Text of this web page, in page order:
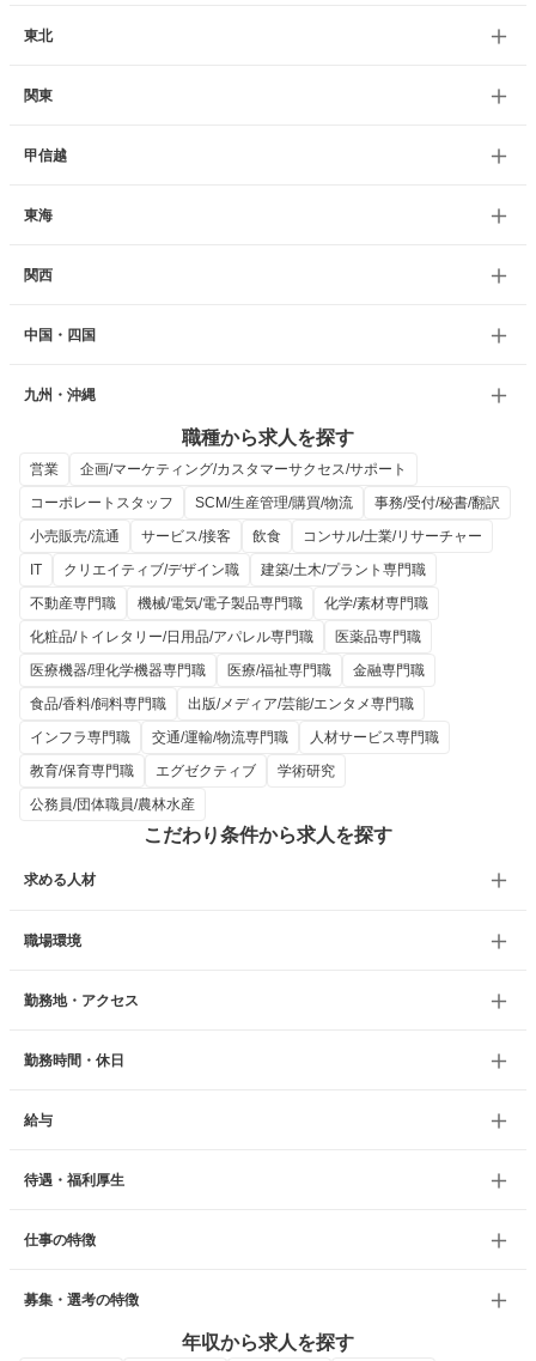
東北
関東
甲信越
東海
関西
中国・四国
九州・沖縄
職種から求人を探す
営業
企画/マーケティング/カスタマーサクセス/サポート
コーポレートスタッフ
SCM/生産管理/購買/物流
事務/受付/秘書/翻訳
小売販売/流通
サービス/接客 飲食
コンサル/士業/リサーチャー
IT
クリエイティブ/デザイン職
建築/土木/プラント専門職
不動産専門職
機械/電気/電子製品専門職
化学/素材専門職
化粧品/トイレタリー/日用品/アパレル専門職
医薬品専門職
医療機器/理化学機器専門職
医療/福祉専門職
金融専門職
食品/香料/飼料専門職
出版/メディア/芸能/エンタメ専門職
インフラ専門職
交通/運輸/物流専門職
人材サービス専門職
教育/保育専門職
エグゼクティブ
学術研究
公務員/団体職員/農林水産
こだわり条件から求人を探す
求める人材
職場環境
勤務地・アクセス
勤務時間・休日
給与
待遇・福利厚生
仕事の特徴
募集・選考の特徴
年収から求人を探す